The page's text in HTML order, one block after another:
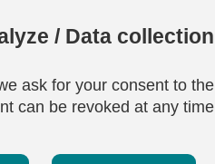
/ Data collection
ask for your consent to the
can be revoked at any time.